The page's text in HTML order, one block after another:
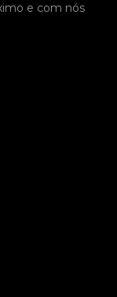
e com nós